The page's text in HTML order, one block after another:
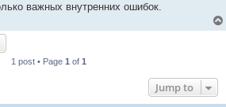
важных внутренних ошибок.
1 post • Page 1 of 1
Jump to